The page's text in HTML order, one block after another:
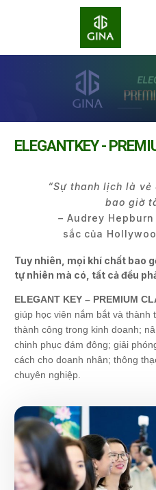
ELEGANTKEY -
“Sự thanh lịch là vẻ
bao giờ
– Audrey
sắc của
Tuy nhiên, mọi khí chất bao
tự nhiên mà có, tất cả đều
ELEGANT KEY – PREMIUM
giúp học viên nắm bắt và thành
thành công trong kinh doanh;
chinh phục đám đông; giải
cách cho doanh nhân; thông
chuyên nghiệp.